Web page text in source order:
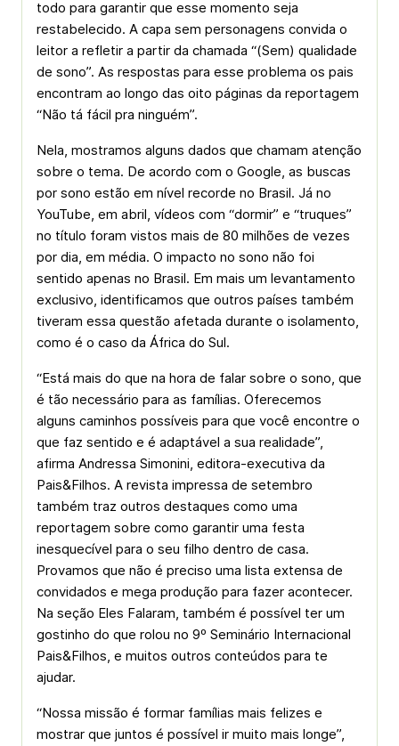
todo para garantir que esse momento seja
restabelecido. A capa sem personagens convida o
leitor a refletir a partir da chamada “(Sem) qualidade
de sono”. As respostas para esse problema os pais
encontram ao longo das oito páginas da reportagem
“Não tá fácil pra ninguém”.
Nela, mostramos alguns dados que chamam atenção
sobre o tema. De acordo com o Google, as buscas
por sono estão em nível recorde no Brasil. Já no
YouTube, em abril, vídeos com “dormir” e “truques”
no título foram vistos mais de 80 milhões de vezes
por dia, em média. O impacto no sono não foi
sentido apenas no Brasil. Em mais um levantamento
exclusivo, identificamos que outros países também
tiveram essa questão afetada durante o isolamento,
como é o caso da África do Sul.
“Está mais do que na hora de falar sobre o sono, que
é tão necessário para as famílias. Oferecemos
alguns caminhos possíveis para que você encontre o
que faz sentido e é adaptável a sua realidade”,
afirma Andressa Simonini, editora-executiva da
Pais&Filhos. A revista impressa de setembro
também traz outros destaques como uma
reportagem sobre como garantir uma festa
inesquecível para o seu filho dentro de casa.
Provamos que não é preciso uma lista extensa de
convidados e mega produção para fazer acontecer.
Na seção Eles Falaram, também é possível ter um
gostinho do que rolou no 9º Seminário Internacional
Pais&Filhos, e muitos outros conteúdos para te
ajudar.
“Nossa missão é formar famílias mais felizes e
mostrar que juntos é possível ir muito mais longe”,